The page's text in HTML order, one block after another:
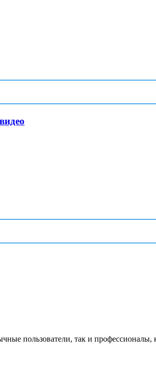
пользователи, так и профессионалы,